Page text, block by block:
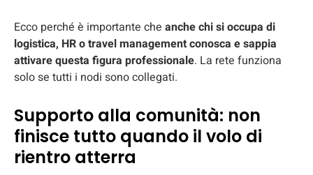
Ecco perché è importante che anche chi si occupa di
logistica, HR o travel management conosca e sappia
attivare questa figura professionale. La rete funziona
solo se tutti i nodi sono collegati.
Supporto alla comunità: non
finisce tutto quando il volo di
rientro atterra